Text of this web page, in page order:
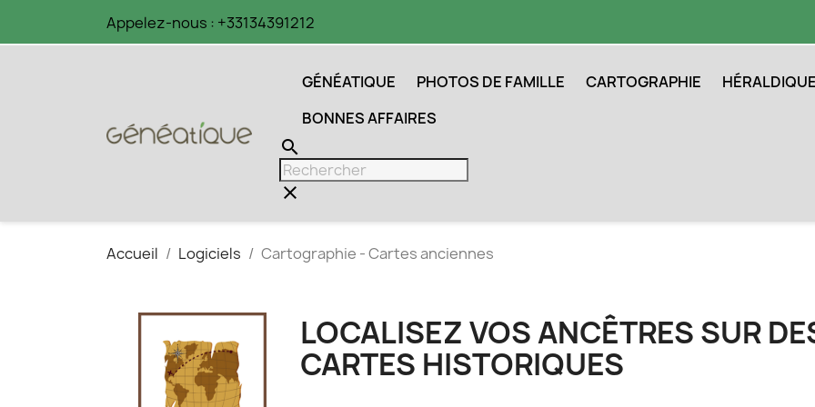
Appelez-nous : +33134391212
GÉNÉATIQUE PHOTOS DE FAMILLE CARTOGRAPHIE HÉRALDIQUE
BONNES AFFAIRES
search
clear
Accueil Logiciels Cartographie - Cartes anciennes
LOCALISEZ VOS ANCÊTRES SUR
CARTES HISTORIQUES